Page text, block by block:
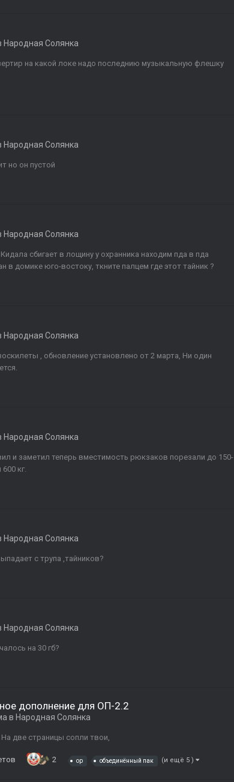
Народная Солянка
на какой локе надо последнию музыкальную флешку
Народная Солянка
но он пустой
Народная Солянка
сбигает в лощину у охранника находим пда в пда
в домике юго-востоку, ткните палцем где этот тайник ?
Народная Солянка
, обновление установлено от 2 марта, Ни один
Народная Солянка
и заметил теперь вместимость рюкзаков порезали до 150-
кг.
Народная Солянка
с трупа ,тайников?
Народная Солянка
на 30 гб?
дополнение для ОП-2.2
в Народная Солянка
две страницы сопли твои,
2 op объединённый пак (и ещё 5 )